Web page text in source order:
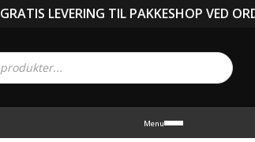
GRATIS LEVERING TIL PAKKESHOP VED
Menu